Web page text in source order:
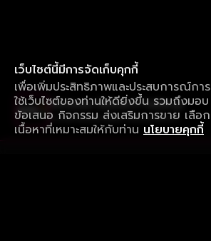
เว็บไซต์นี้มีการจัดเก็บคุกกี้
เพื่อเพิ่มประสิทธิภาพและประสบการณ์การ
ใช้เว็บไซต์ของท่านให้ดียิ่งขึ้น รวมถึงมอบ
ข้อเสนอ กิจกรรม ส่งเสริมการขาย เลือก
เนื้อหาที่เหมาะสมให้กับท่าน นโยบายคุกกี้
ใช้งานแอป ลื่นไหลกว่า ไม่มีสะดุด
ดาวน์โหลดแอปเพื่อการรับชมที่ดีกว่า